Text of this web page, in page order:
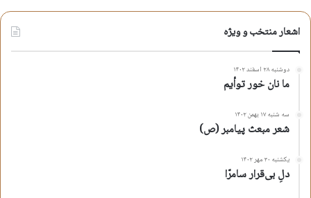
اشعار منتخب و ویژه
دوشنبه ۲۸ اسفند ۱۴۰۲
ما نان خور توأیم
سه شنبه ۱۷ بهمن ۱۴۰۲
شعر مبعث پیامبر (ص)
یکشنبه ۳۰ مهر ۱۴۰۲
دلِ بی‌قرار سامرّا